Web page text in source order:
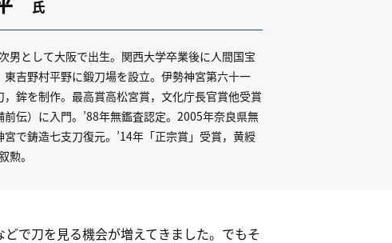
氏
男として大阪で出生。関西大学卒業後に人間国宝
吉野村平野に鍛刀場を設立。伊勢神宮第六十一
鉾を制作。最高賞高松宮賞，文化庁長官賞他受賞
伝）に入門。’88年無鑑査認定。2005年奈良県無
で鋳造七支刀復元。’14年「正宗賞」受賞，黄綬
勲。
で刀を見る機会が増えてきました。でもそ